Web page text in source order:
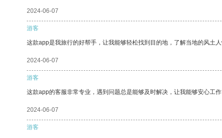
2024-06-07
游客
这款app是我旅行的好帮手，让我能够轻松找到目的地，了解当地的风土
2024-06-07
游客
这款app的客服非常专业，遇到问题总是能够及时解决，让我能够安心工
2024-06-07
游客